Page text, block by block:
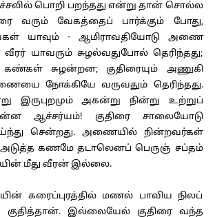
பொறி பறந்தது என்று தான் சொல்ல
வரும் வேகத்தைப் பார்க்கும் போது,
யாவும் - ஆமிராவதியோடு அணை
வீரர் யாவரும் சுழல்வதுபோல் தெரிந்தது;
கண்கள் சுழன்றன; குதிரையும் அணுகி
நோக்கியே வருவதும் தெரிந்தது.
இருபுறமும் அகன்று நின்று உற்றுப்
ஆச்சர்யம்! குதிரை சாலையோடு
சென்றது. அணையில் நின்றவர்கள்
அடுத்த கணமே தடாலெனப் பெருஞ் சப்தம்
மீது வீரன் இல்லை.
கரைப்புரத்தில் மணல் பாவிய நிலப்
குதித்தான். இல்லையேல் குதிரை வந்த